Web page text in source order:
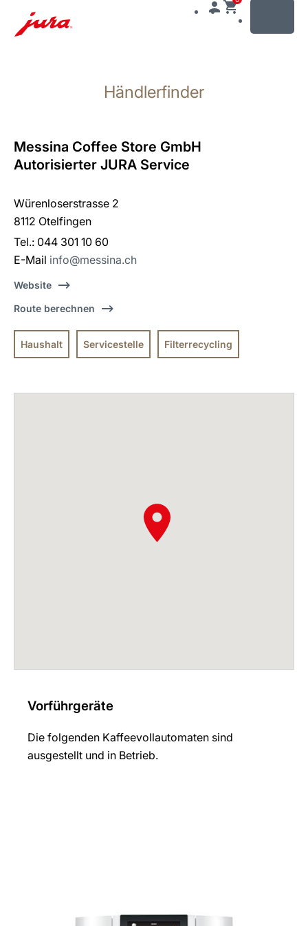
wechseln
Händlerfinder
Messina Coffee Store GmbH
Autorisierter JURA Service
Würenloserstrasse 2
8112 Otelfingen
Tel.: 044 301 10 60
E-Mail info@messina.ch
Website
Route berechnen
Haushalt Servicestelle Filterrecycling
Vorführgeräte
Die folgenden Kaffeevollautomaten sind
ausgestellt und in Betrieb.